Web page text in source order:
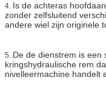
4. Is de achteras
zonder zelfsluitend
andere wiel zijn originele
5. De de dienstrem is een
kringshydraulische rem
nivelleermachine handelt